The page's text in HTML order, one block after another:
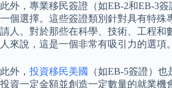
此外，專業移民簽證（如EB-2和EB-3
一個選擇。這些簽證類別針對具有特殊
請人。對於那些在科學、技術、工程和
人來說，這是一個非常有吸引力的選項。
此外， 投資移民美國
（如EB-5簽證）
投資一定金額並創造一定數量的就業機